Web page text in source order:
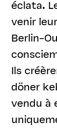
éclata.
venir
Berlin-
Ils
döner
vendu à